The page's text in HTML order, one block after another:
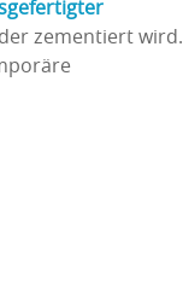
zementiert wird.